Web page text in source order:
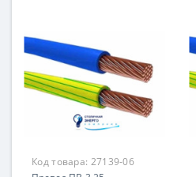
2,5 мм²
Кол-во жил
1
Наличие экрана
не экранированный
ПВ
Код товара: 27139-06